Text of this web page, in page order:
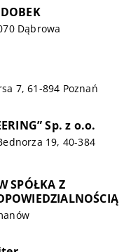
Dąbrowa
7, 61-894 Poznań
Sp. z o.o.
19, 40-384
SPÓŁKA Z